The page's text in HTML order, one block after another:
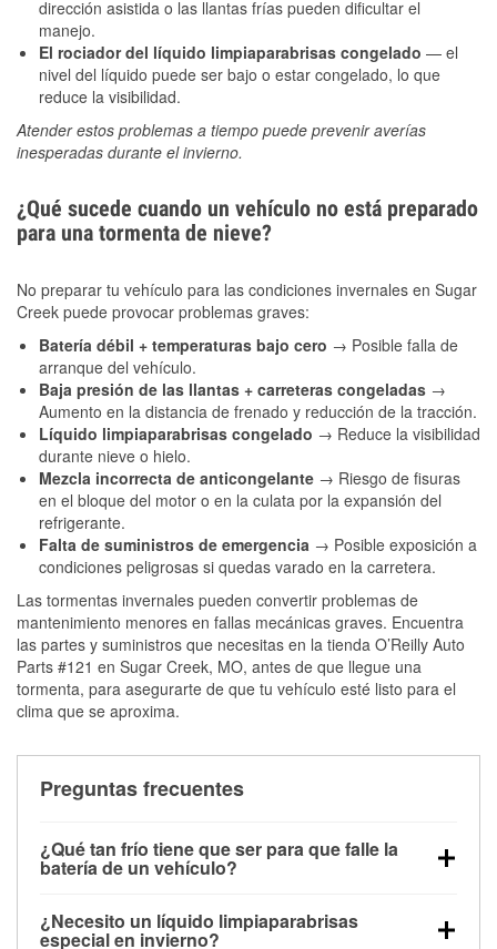
dirección asistida o las llantas frías pueden dificultar el
manejo.
El rociador del líquido limpiaparabrisas congelado — el
nivel del líquido puede ser bajo o estar congelado, lo que
reduce la visibilidad.
Atender estos problemas a tiempo puede prevenir averías
inesperadas durante el invierno.
¿Qué sucede cuando un vehículo no está preparado
para una tormenta de nieve?
No preparar tu vehículo para las condiciones invernales en Sugar
Creek puede provocar problemas graves:
Batería débil + temperaturas bajo cero → Posible falla de
arranque del vehículo.
Baja presión de las llantas + carreteras congeladas →
Aumento en la distancia de frenado y reducción de la tracción.
Líquido limpiaparabrisas congelado → Reduce la visibilidad
durante nieve o hielo.
Mezcla incorrecta de anticongelante → Riesgo de fisuras
en el bloque del motor o en la culata por la expansión del
refrigerante.
Falta de suministros de emergencia → Posible exposición a
condiciones peligrosas si quedas varado en la carretera.
Las tormentas invernales pueden convertir problemas de
mantenimiento menores en fallas mecánicas graves. Encuentra
las partes y suministros que necesitas en la tienda O’Reilly Auto
Parts #121 en Sugar Creek, MO, antes de que llegue una
tormenta, para asegurarte de que tu vehículo esté listo para el
clima que se aproxima.
Preguntas frecuentes
¿Qué tan frío tiene que ser para que falle la
batería de un vehículo?
debajo de los 32 °F y puede perder hasta la mitad de
¿Necesito un líquido limpiaparabrisas
especial en invierno?